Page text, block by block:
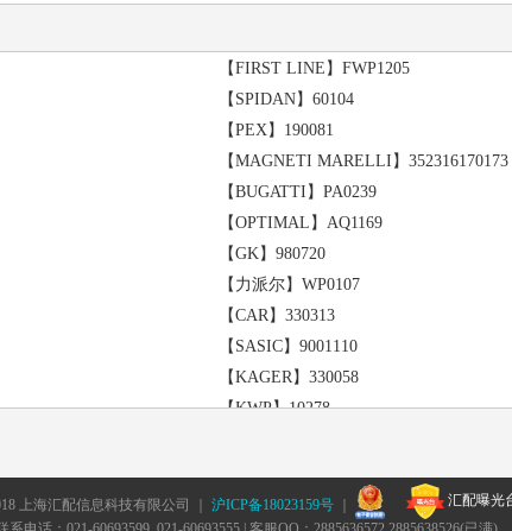
奥迪 A6 1994款 2.3 手动变速器(MT)
大众 Beetle [甲壳虫] BlackOrange舒适
大众 Golf Variant [高尔夫 旅行车] 90hp
奥迪 A6 Avant 116hp 柴油版 1994款 2.5
大众 Golf Variant [高尔夫 旅行车] 1999
奥迪 100 Avant 1991款 2.3 手动变速器
奥迪 A6 116hp 柴油版 1994款 2.5 手动
变速器(AMT)
奥迪 A6 1994款 2.0 手自一体变速器
大众 捷达 CIF 都市春天基本版CNG两
速器(AT)
大众 Golf 三门版 1998款 1.6 手动变速器
大众 Passat Variant VR6 [帕萨特 旅行
大众 Passat B4 VR6 [帕萨特B4 VR6]
大众 捷达 GIF 新前卫 2008款 1.6 自动变
【FIRST LINE】FWP1205
【SPIDAN】60104
【PEX】190081
【MAGNETI MARELLI】352316170173
【BUGATTI】PA0239
【OPTIMAL】AQ1169
【GK】980720
【力派尔】WP0107
【CAR】330313
【SASIC】9001110
【KAGER】330058
【KWP】10278
【PATRON】PWP1044
上海汇配信息科技有限公司 ｜ 沪ICP备18023159号
汇配曝光